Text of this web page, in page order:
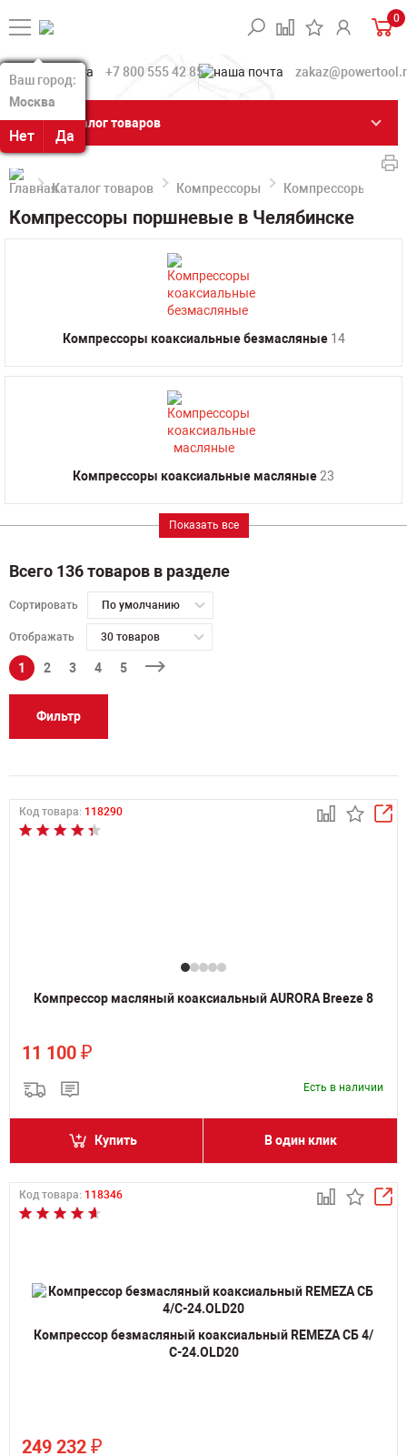
Ваш город:
Москва
Нет Да
Ваш город:
Москва
Нет Да
0
+7 800 555 42 85
Каталог товаров
Каталог товаров Компрессоры Компрессоры
Компрессоры поршневые в Челябинске
Компрессоры коаксиальные безмасляные 14
Компрессоры коаксиальные масляные23
Показать все
Всего 136 товаров в разделе
Сортировать По умолчанию
Отображать 30 товаров
1 2 3 4 5
Фильтр
Код товара: 118290
Компрессор масляный коаксиальный AURORA Breeze 8
11 100 ₽
Есть в наличии
Купить В один клик
Код товара: 118346
Компрессор безмасляный коаксиальный REMEZA СБ 4/
С-24.OLD20
249 232 ₽